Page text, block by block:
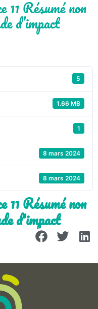
Résumé non
d’impact
5
1.66 MB
1
8 mars 2024
8 mars 2024
Résumé non
d'impact